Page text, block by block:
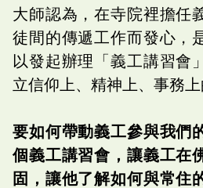
大師認為，在寺院裡擔任
徒間的傳遞工作而發心，
以發起辦理「義工講習會
立信仰上、精神上、事務上
要如何帶動義工參與我們
個義工講習會，讓義工在
固，讓他了解如何與常住